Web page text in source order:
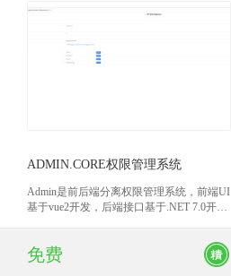
ADMIN.CORE权限管理系统
Admin是前后端分离权限管理系统，前端UI
基于vue2开发，后端接口基于.NET 7.0开
免费